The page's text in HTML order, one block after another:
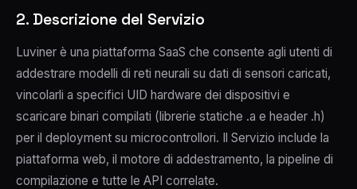
2. Descrizione del Servizio
Luviner è una piattaforma SaaS che consente agli utenti di
addestrare modelli di reti neurali su dati di sensori caricati,
vincolarli a specifici UID hardware dei dispositivi e
scaricare binari compilati (librerie statiche .a e header .h)
per il deployment su microcontrollori. Il Servizio include la
piattaforma web, il motore di addestramento, la pipeline di
compilazione e tutte le API correlate.